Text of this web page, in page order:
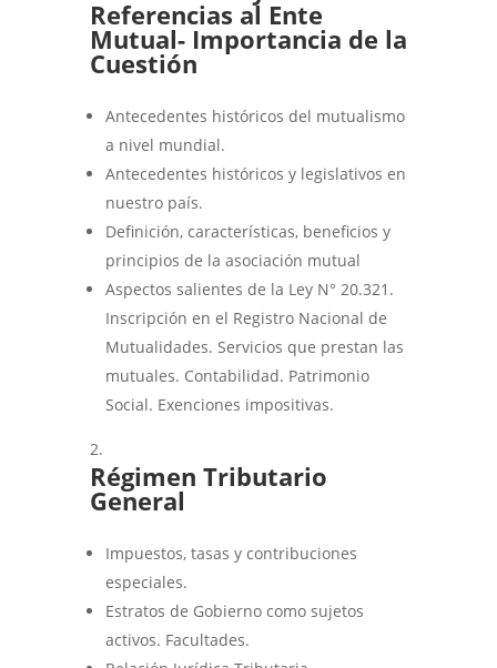
Referencias al Ente
Mutual- Importancia de la
Cuestión
Antecedentes históricos del mutualismo
a nivel mundial.
Antecedentes históricos y legislativos en
nuestro país.
Definición, características, beneficios y
principios de la asociación mutual
Aspectos salientes de la Ley N° 20.321.
Inscripción en el Registro Nacional de
Mutualidades. Servicios que prestan las
mutuales. Contabilidad. Patrimonio
Social. Exenciones impositivas.
Régimen Tributario
General
Impuestos, tasas y contribuciones
especiales.
Estratos de Gobierno como sujetos
activos. Facultades.